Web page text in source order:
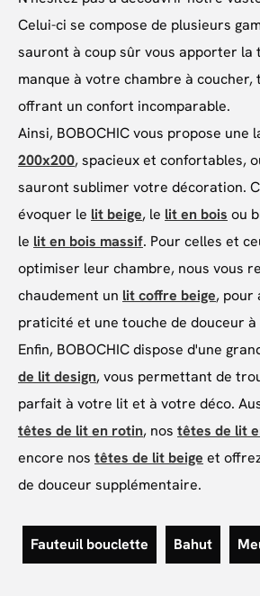
Celui-ci se compose de plusieurs
sauront à coup sûr vous apporter la
manque à votre chambre à coucher,
offrant un confort incomparable.
Ainsi, BOBOCHIC vous propose une
200x200, spacieux et confortables,
sauront sublimer votre décoration.
évoquer le lit beige, le lit en bois ou
le lit en bois massif. Pour celles et
optimiser leur chambre, nous vous
chaudement un lit coffre beige, pour
praticité et une touche de douceur
Enfin, BOBOCHIC dispose d'une
de lit design, vous permettant de
parfait à votre lit et à votre déco.
têtes de lit en rotin, nos têtes de lit
encore nos têtes de lit beige et
de douceur supplémentaire.
Fauteuil bouclette Bahut